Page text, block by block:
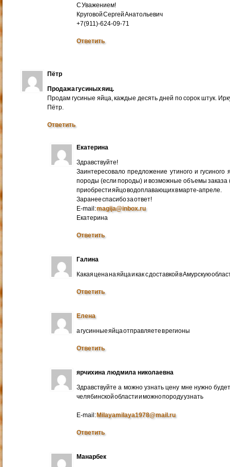
С Уважением!
Круговой Сергей Анатольевич
+7(911)-624-09-71
Ответить
Пётр
Продажа гусиных яиц.
Продам гусиные яйца, каждые десять дней по сорок штук.
Пётр.
Ответить
Екатерина
Здравствуйте!
Заинтересовало предложение утиного и
породы (если породы) и возможные объемы заказа
приобрести яйцо водоплавающих в марте-апреле.
Заранее спасибо за ответ!
E-mail:magija@inbox.ru
Екатерина
Ответить
Галина
Какая цена на яйца и как с доставкой в Амурскую
Ответить
Елена
а гусинные яйца отправляете в регионы
Ответить
ярчихина людмила николаевна
Здравствуйте а можно узнать цену мне нужно
челябинской области и можно породу узнать
E-mail:Milayamilaya1978@mail.ru
Ответить
Манарбек